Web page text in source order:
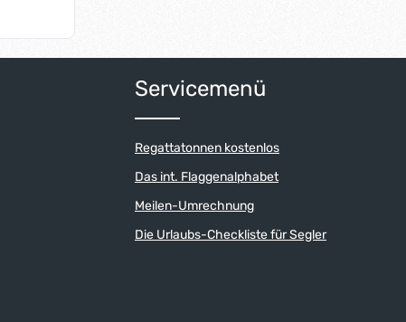
Servicemenü
Regattatonnen kostenlos
Das int. Flaggenalphabet
Meilen-Umrechnung
Die Urlaubs-Checkliste für Segler